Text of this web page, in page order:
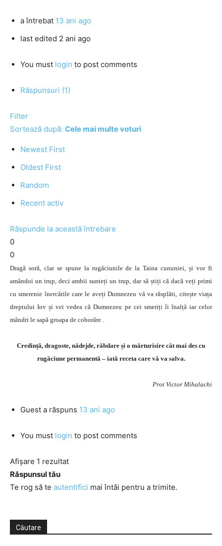
a întrebat 13 ani ago
last edited 2 ani ago
You must login to post comments
Răspunsuri (1)
Filter
Sortează după: Cele mai multe voturi
Newest First
Oldest First
Random
Recent activ
Răspunde la această întrebare
0
0
Dragă soră, clar se spune la rugăciunile de la Taina cununiei, și vor fi
amândoi un trup, deci ambii sunteți un trup, dar să știți că dacă veți primi
cu smerenie înercările care le aveți Dumnezeu vă va răsplăti, citește viața
dreptului Iov și vei vedea că Dumnezeu pe cei smeriți îi înalță iar celor
mândri le sapă groapa de coborâre .
Credință, dragoste, nădejde, răbdare și o mărturisire cât mai des cu
rugăciune permanentă – iată receta care vă va salva.
Prot Victor Mihalachi
Guest a răspuns 13 ani ago
You must login to post comments
Afișare 1 rezultat
Răspunsul tău
Te rog să te autentifici mai întâi pentru a trimite.
Căutare